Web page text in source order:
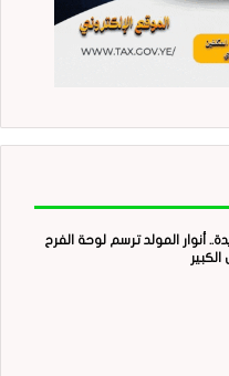
أنوار المولد ترسم لوحة الفرح
الكبير